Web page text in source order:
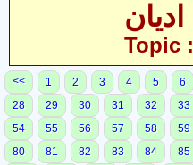
ادیان
Topic :
<< 1 2 3 4 5 6
28
29 30 31 32 33
54
55 56 57 58 59
80
81 82 83 84 85